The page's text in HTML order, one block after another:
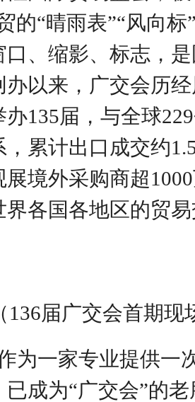
的“晴雨表”“风向
口、缩影、标志，
办以来，广交会历
办135届，与全球
，累计出口成交约
境外采购商超
界各国各地区的贸
（136届广交会首期现
为一家专业提供一
已成为“广交会”的